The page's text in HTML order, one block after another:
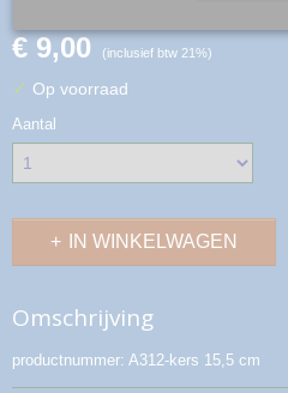
€ 9,00 (inclusief btw 21%)
✓ Op voorraad
Aantal
IN WINKELWAGEN
Omschrijving
productnummer: A312-kers 15,5 cm